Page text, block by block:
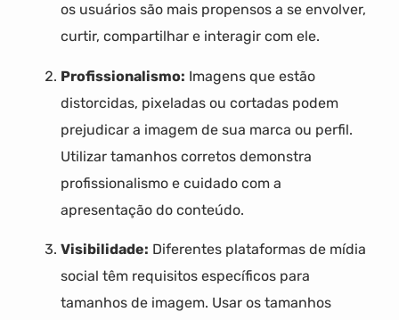
os usuários são mais propensos a se envolver,
curtir, compartilhar e interagir com ele.
Profissionalismo: Imagens que estão
distorcidas, pixeladas ou cortadas podem
prejudicar a imagem de sua marca ou perfil.
Utilizar tamanhos corretos demonstra
profissionalismo e cuidado com a
apresentação do conteúdo.
Visibilidade: Diferentes plataformas de mídia
social têm requisitos específicos para
tamanhos de imagem. Usar os tamanhos